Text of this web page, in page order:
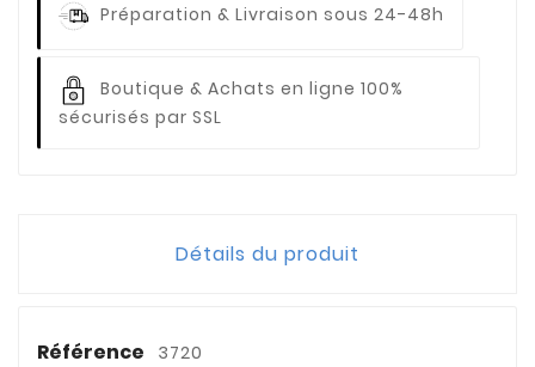
Préparation & Livraison sous 24-48h
Boutique & Achats en ligne 100%
sécurisés par SSL
Détails du produit
Référence 3720